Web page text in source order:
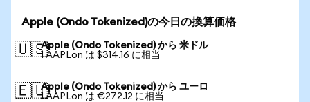
Apple (Ondo Tokenized)の今日の換算価格
🇺🇸Apple (Ondo Tokenized) から 米ドル
1 AAPLon は $314.16 に相当
🇪🇺Apple (Ondo Tokenized) から ユーロ
1 AAPLon は €272.12 に相当